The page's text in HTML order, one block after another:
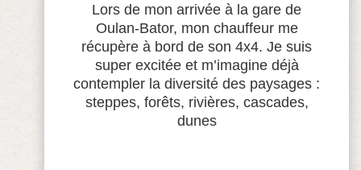
Lors de mon arrivée à la gare de
Oulan-Bator, mon chauffeur me
récupère à bord de son 4x4. Je suis
super excitée et m’imagine déjà
contempler la diversité des paysages :
steppes, forêts, rivières, cascades,
dunes